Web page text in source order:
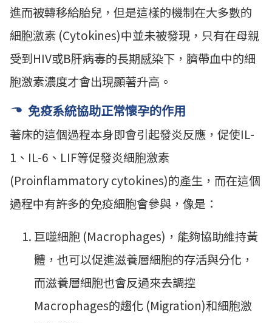
進而被轉移給胎兒，但是這樣的機制在大多數的
細胞激素 (Cytokines)中並未被發現，只有在母親
受到HIV或B肝病毒的長期感染下，臍帶血中的細
胞激素濃度才會出現顯著升高。
免疫系統協助正常懷孕的作用
著床的這個過程本身即會引起發炎反應，促使IL-
1、IL-6、LIF等促發炎細胞激素
(Proinflammatory cytokines)的產生，而在這個
過程中有許多的免疫細胞會參與，像是：
巨噬細胞 (Macrophages)，能夠協助維持黃
體，也可以促進滋養層細胞的存活與分化，
而滋養層細胞也會反過來去調控
Macrophages的趨化 (Migration)和細胞激